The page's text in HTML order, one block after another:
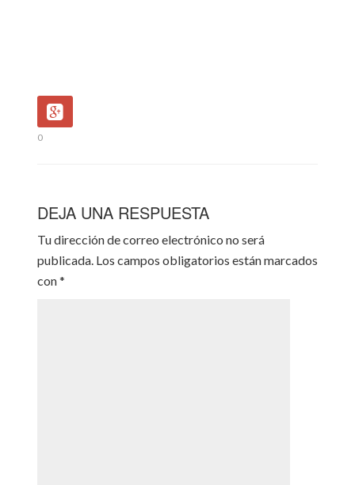
0
DEJA UNA RESPUESTA
Tu dirección de correo electrónico no será
publicada. Los campos obligatorios están marcados
con*